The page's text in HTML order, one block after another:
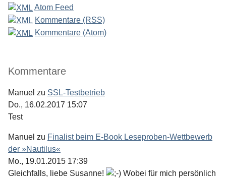
Atom Feed
Kommentare (RSS)
Kommentare (Atom)
Kommentare
Manuel zu SSL-Testbetrieb
Do., 16.02.2017 15:07
Test
Manuel zu Finalist beim E-Book Leseproben-Wettbewerb
der »Nautilus«
Mo., 19.01.2015 17:39
Gleichfalls, liebe Susanne!
Wobei für mich persönlich